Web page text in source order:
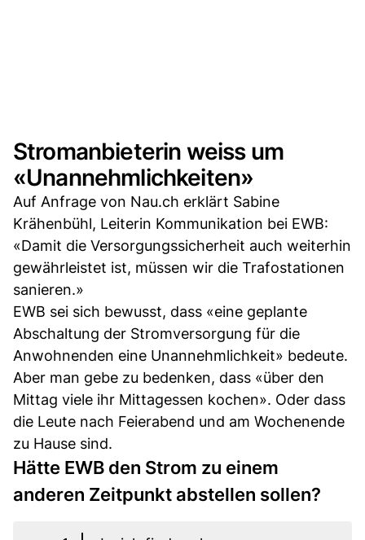
Stromanbieterin weiss um
«Unannehmlichkeiten»
Auf Anfrage von Nau.ch erklärt Sabine
Krähenbühl, Leiterin Kommunikation bei EWB:
«Damit die Versorgungssicherheit auch weiterhin
gewährleistet ist, müssen wir die Trafostationen
sanieren.»
EWB sei sich bewusst, dass «eine geplante
Abschaltung der Stromversorgung für die
Anwohnenden eine Unannehmlichkeit» bedeute.
Aber man gebe zu bedenken, dass «über den
Mittag viele ihr Mittagessen kochen». Oder dass
die Leute nach Feierabend und am Wochenende
zu Hause sind.
Hätte EWB den Strom zu einem
anderen Zeitpunkt abstellen sollen?